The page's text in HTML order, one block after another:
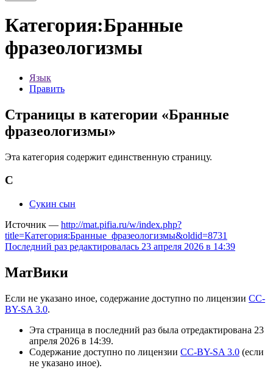
Категория:Бранные
фразеологизмы
Язык
Править
Страницы в категории «Бранные
фразеологизмы»
Эта категория содержит единственную страницу.
С
Сукин сын
Источник — http://mat.pifia.ru/w/index.php?
title=Категория:Бранные_фразеологизмы&oldid=8731
Последний раз редактировалась 23 апреля 2026 в 14:39
МатВики
Если не указано иное, содержание доступно по лицензии CC-
BY-SA 3.0.
Эта страница в последний раз была отредактирована 23
апреля 2026 в 14:39.
Содержание доступно по лицензии CC-BY-SA 3.0 (если
не указано иное).